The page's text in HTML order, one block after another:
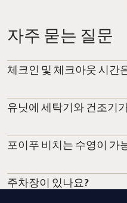
자주 묻는 질문
체크인 및 체크아웃 시간
유닛에 세탁기와 건조기
포이푸 비치는 수영이 가
주차장이 있나요?